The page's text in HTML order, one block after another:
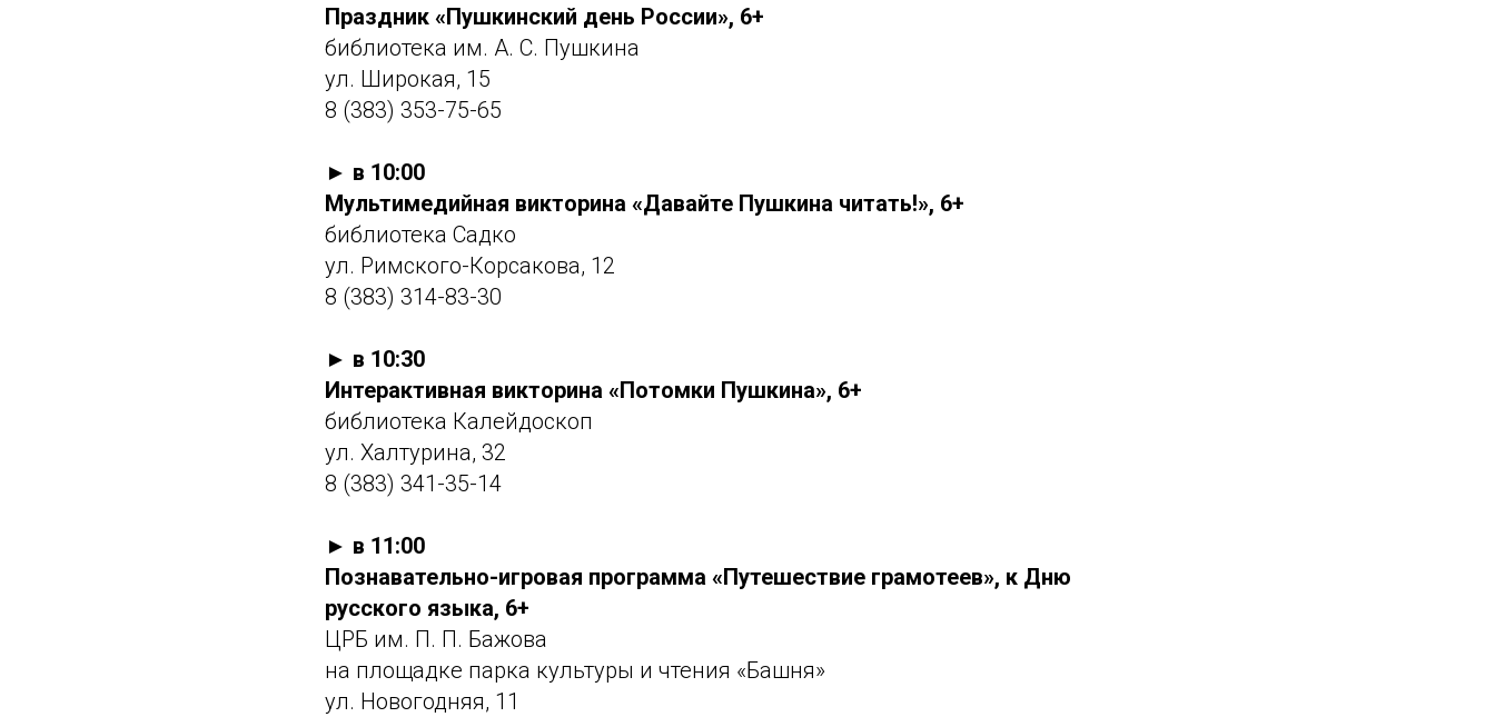
Праздник «Пушкинский день России», 6+
библиотека им. А. С. Пушкина
ул. Широкая, 15
8 (383) 353-75-65
► в 10:00
Мультимедийная викторина «Давайте Пушкина читать!», 6+
библиотека Садко
ул. Римского-Корсакова, 12
8 (383) 314-83-30
► в 10:30
Интерактивная викторина «Потомки Пушкина», 6+
библиотека Калейдоскоп
ул. Халтурина, 32
8 (383) 341-35-14
► в 11:00
Познавательно-игровая программа «Путешествие грамотеев», к Дню
русского языка, 6+
ЦРБ им. П. П. Бажова
на площадке парка культуры и чтения «Башня»
ул. Новогодняя, 11